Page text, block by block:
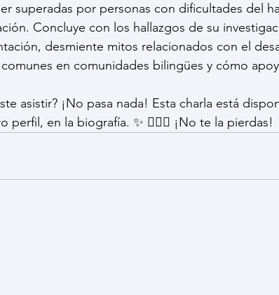
superadas por personas con dificultades del
Concluye con los hallazgos de su
desmiente mitos relacionados con el
en comunidades bilingües y cómo
asistir? ¡No pasa nada! Esta charla está
perfil, en la biografía. ✨ 🧚🏽‍♀️ ¡No te la pierdas!